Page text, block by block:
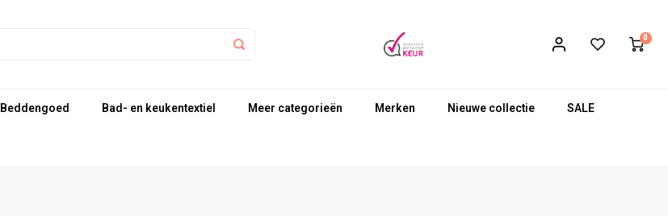
0
Beddengoed Bad- en keukentextiel Meer categorieën Merken Nieuwe collectie SALE